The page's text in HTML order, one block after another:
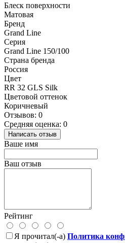
Блеск поверхности
Матовая
Бренд
Grand Line
Серия
Grand Line 150/100
Страна бренда
Россия
Цвет
RR 32 GLS Silk
Цветовой оттенок
Коричневый
Отзывов: 0
Средняя оценка: 0
Написать отзыв
Ваше имя
Ваш отзыв
Рейтинг
Я прочитал(-а) Политика